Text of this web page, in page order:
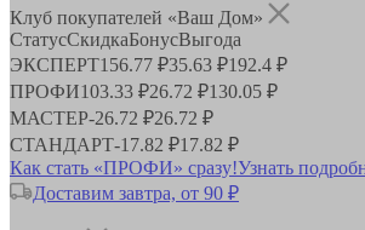
Клуб покупателей «Ваш Дом»
СтатусСкидкаБонусВыгода
ЭКСПЕРТ156.77 ₽35.63 ₽192.4 ₽
ПРОФИ103.33 ₽26.72 ₽130.05 ₽
МАСТЕР-26.72 ₽26.72 ₽
СТАНДАРТ-17.82 ₽17.82 ₽
Как стать «ПРОФИ» сразу!Узнать
Доставим завтра, от 90 ₽